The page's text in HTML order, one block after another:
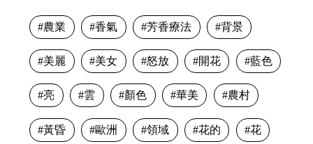
農業 香氣 芳香療法 背景
美麗 美女 怒放 開花 藍色
亮 雲 顏色 華美 農村
黃昏 歐洲 領域 花的 花